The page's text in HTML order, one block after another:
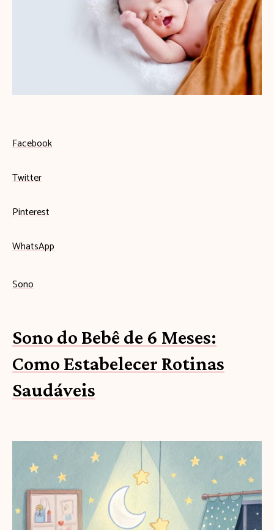
Facebook
Twitter
Pinterest
WhatsApp
Sono
Sono do Bebê de 6 Meses:
Como Estabelecer Rotinas
Saudáveis